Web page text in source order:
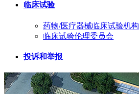
临床试验
药物/医疗器械临床试验机构
临床试验伦理委员会
投诉和举报